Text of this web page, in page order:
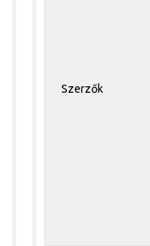
Szerzők